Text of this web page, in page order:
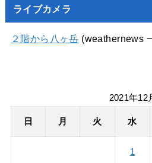
ライブカメラ
２階から八ヶ岳 (weathernews
2021年12
日 月 火 水
1